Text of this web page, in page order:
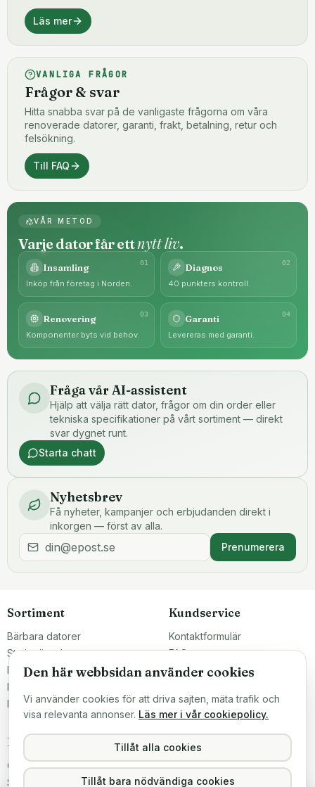
Läs mer
VANLIGA FRÅGOR
Frågor & svar
Hitta snabba svar på de vanligaste frågorna om våra
renoverade datorer, garanti, frakt, betalning, retur och
felsökning.
Till FAQ
VÅR METOD
Varje dator får ettnytt liv.
01
Insamling
Inköp från företag i Norden.
02
Diagnos
40 punkters kontroll.
03
Renovering
Komponenter byts vid behov.
04
Garanti
Levereras med garanti.
Fråga vår AI-assistent
Hjälp att välja rätt dator, frågor om din order eller
tekniska specifikationer på vårt sortiment — direkt
svar dygnet runt.
Starta chatt
Nyhetsbrev
Få nyheter, kampanjer och erbjudanden direkt i
inkorgen — först av alla.
Prenumerera
Sortiment
Bärbara datorer
Stationära datorer
Komponenter
Datortillbehör
Reservdelar
Kundservice
Kontaktformulär
FAQ
Frakt & leverans
Företaget
Om oss
Större inköp?
Kontakt & butik
Teknikfronten Sverige AB
Malmö, Sverige
Den här webbsidan använder cookies
Vi använder cookies för att driva sajten, mäta trafik och
visa relevanta annonser. Läs mer i vår cookiepolicy.
Tillåt alla cookies
Tillåt bara nödvändiga cookies